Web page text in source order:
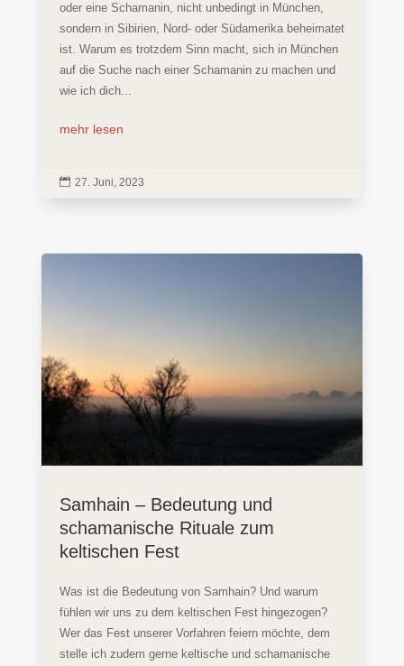
oder eine Schamanin, nicht unbedingt in München,
sondern in Sibirien, Nord- oder Südamerika beheimatet
ist. Warum es trotzdem Sinn macht, sich in München
auf die Suche nach einer Schamanin zu machen und
wie ich dich...
mehr lesen
 27. Juni, 2023
Samhain – Bedeutung und
schamanische Rituale zum
keltischen Fest
Was ist die Bedeutung von Samhain? Und warum
fühlen wir uns zu dem keltischen Fest hingezogen?
Wer das Fest unserer Vorfahren feiern möchte, dem
stelle ich zudem gerne keltische und schamanische